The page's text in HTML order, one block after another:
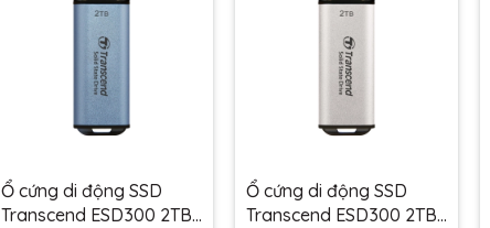
Ổ cứng di động SSD
Transcend ESD300 2TB
Ổ cứng di động SSD
Transcend ESD300 2TB